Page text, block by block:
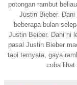
potongan rambut
Justin Bieber.
beberapa bulan
Justin Beiber. Dani ni
pasal Justin Bieber
tapi ternyata, gaya
cuba lihat